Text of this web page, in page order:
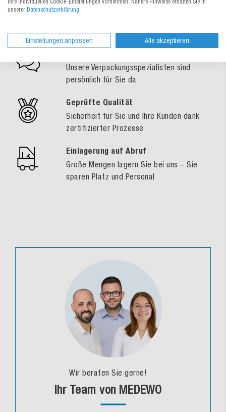
Unsere Verpackungsspezialisten sind
persönlich für Sie da
Geprüfte Qualität
Sicherheit für Sie und Ihre Kunden dank
zertifizierter Prozesse
Einlagerung auf Abruf
Große Mengen lagern Sie bei uns – Sie
sparen Platz und Personal
Wir beraten Sie gerne!
Ihr Team von MEDEWO
Ihre individuellen Cookie-Einstellungen vornehmen. Nähere Hinweise erhalten Sie in
unserer Datenschutzerklärung.
Einstellungen anpassen Alle akzeptieren